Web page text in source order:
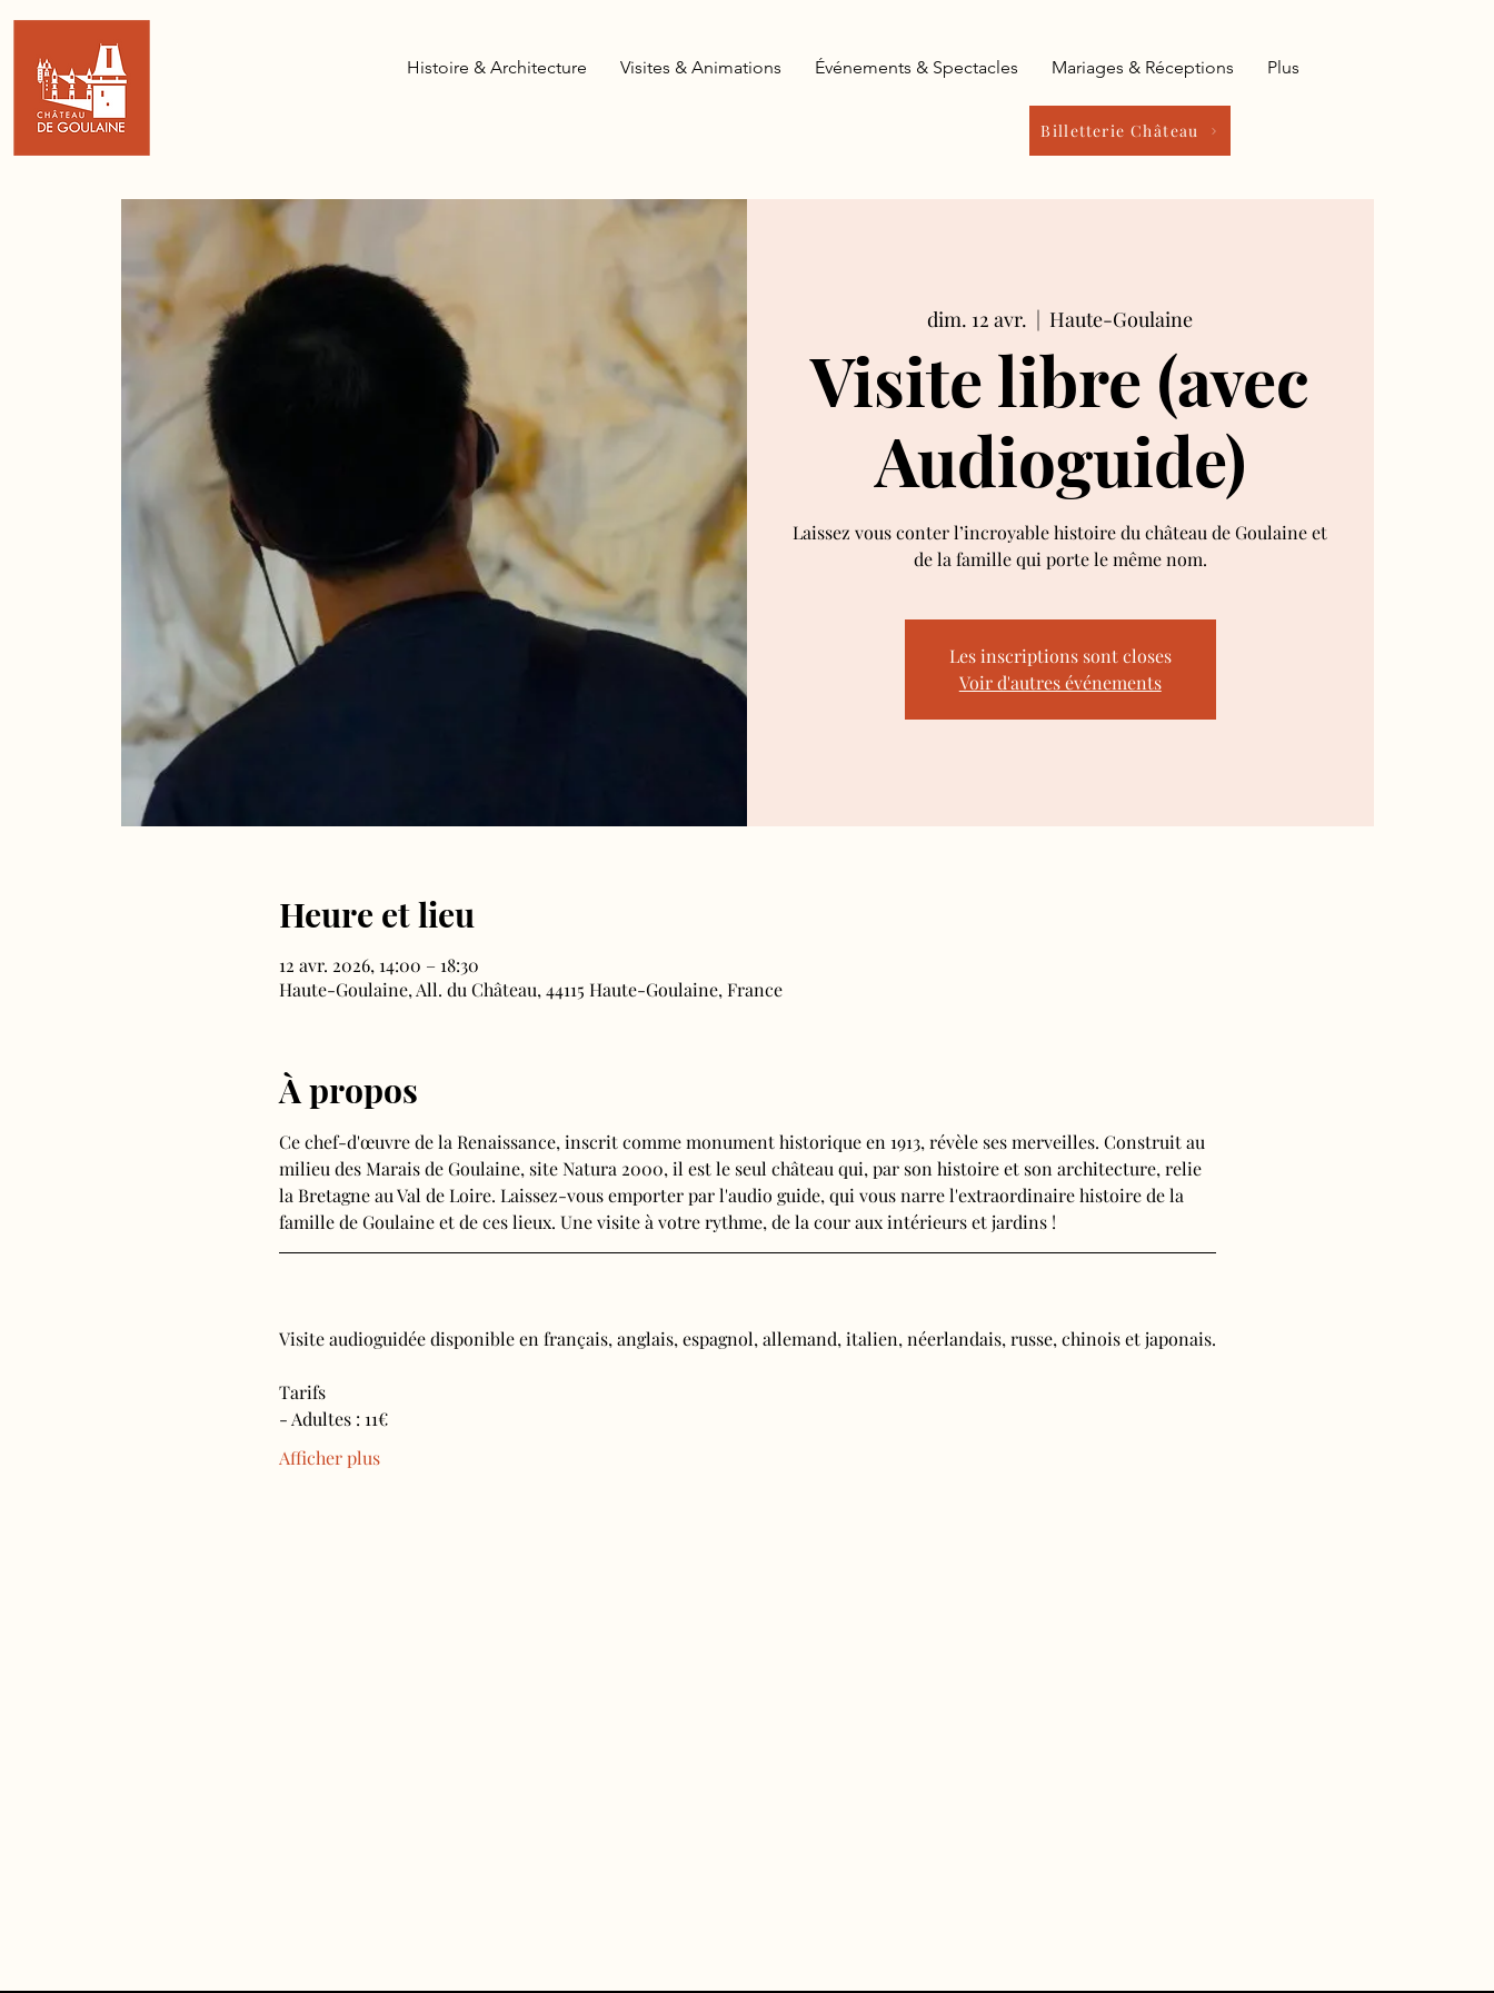
Billetterie Château
Histoire & Architecture Visites & Animations Événements & Spectacles Mariages & Réceptions Plus
dim. 12 avr.
  |
Haute-Goulaine
Visite libre (avec
Audioguide)
Laissez vous conter l’incroyable histoire du château de Goulaine et
de la famille qui porte le même nom.
Les inscriptions sont closes
Voir d'autres événements
Heure et lieu
12 avr. 2026, 14:00 – 18:30
Haute-Goulaine, All. du Château, 44115 Haute-Goulaine, France
À propos
Ce chef-d'œuvre de la Renaissance, inscrit comme monument historique en 1913, révèle ses merveilles. Construit au
milieu des Marais de Goulaine, site Natura 2000, il est le seul château qui, par son histoire et son architecture, relie
la Bretagne au Val de Loire. Laissez-vous emporter par l'audio guide, qui vous narre l'extraordinaire histoire de la
famille de Goulaine et de ces lieux. Une visite à votre rythme, de la cour aux intérieurs et jardins !
Visite audioguidée disponible en français, anglais, espagnol, allemand, italien, néerlandais, russe, chinois et japonais.
Tarifs
- Adultes : 11€
Afficher plus